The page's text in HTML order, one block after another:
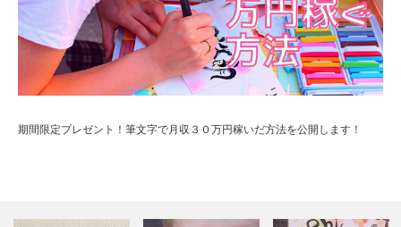
期間限定プレゼント！筆文字で月収３０万円稼いだ方法を公開します！